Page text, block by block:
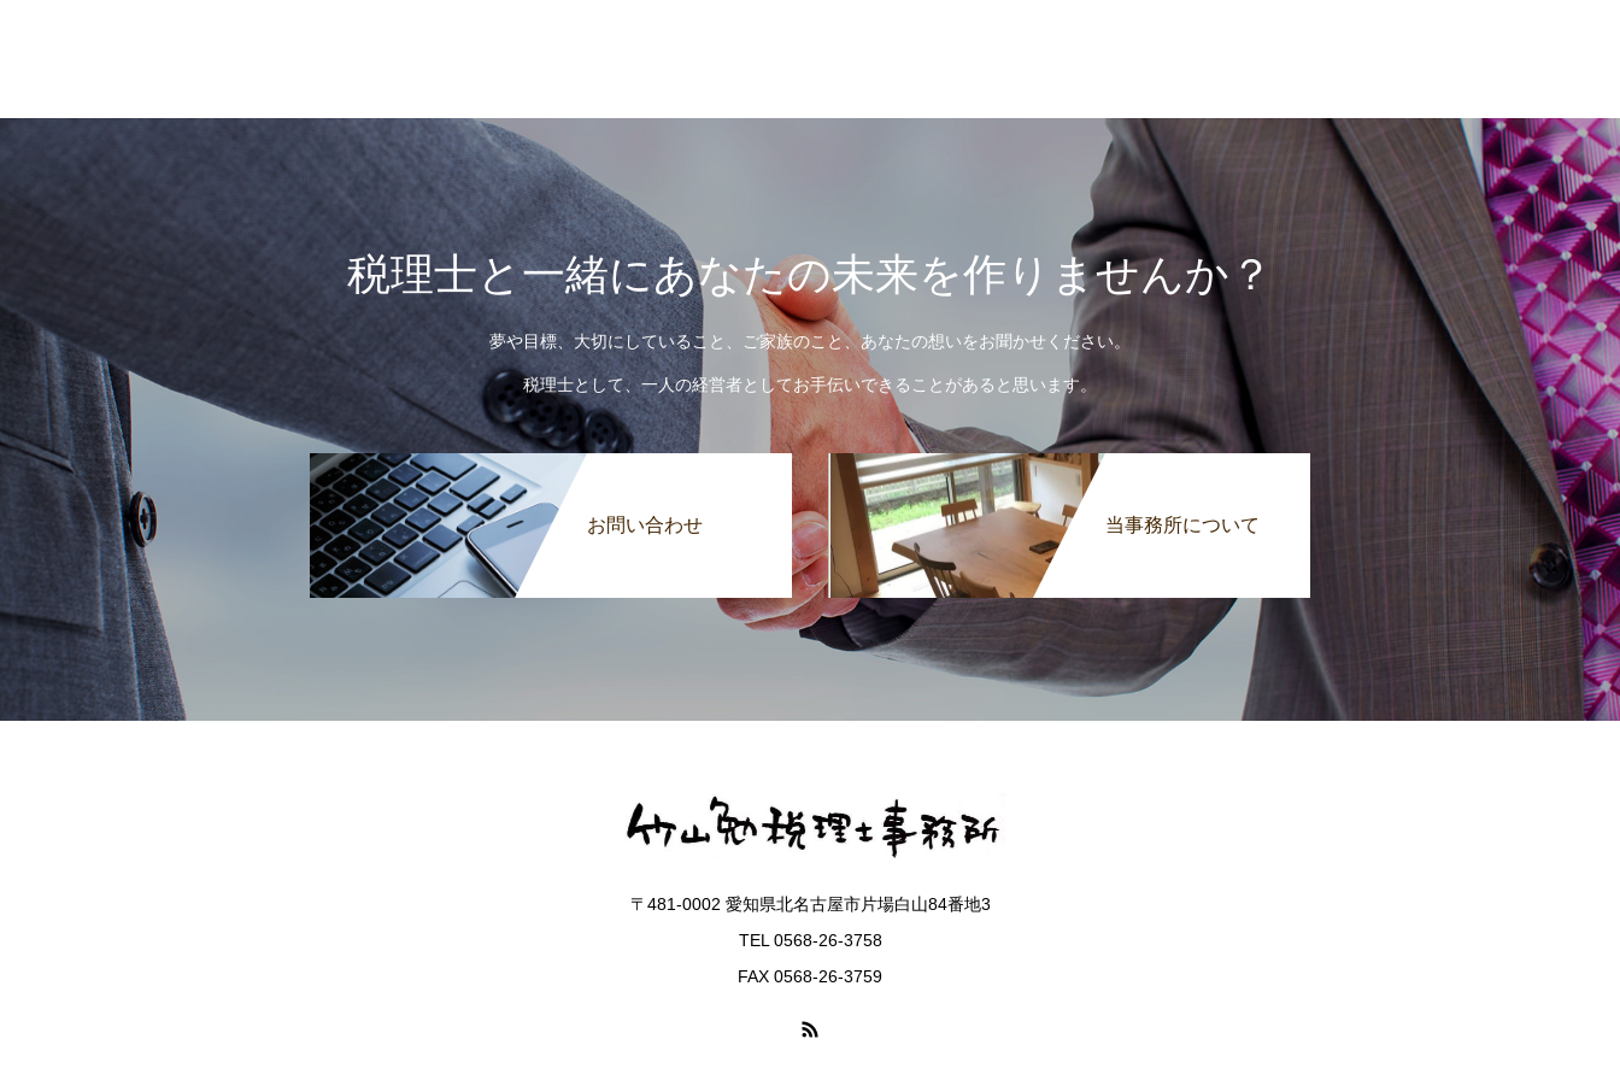
税理士と一緒にあなたの未来を作りませんか？
夢や目標、大切にしていること、ご家族のこと、あなたの想いをお聞かせください。
税理士として、一人の経営者としてお手伝いできることがあると思います。
お問い合わせ 当事務所について
〒481-0002 愛知県北名古屋市片場白山84番地3
TEL 0568-26-3758
FAX 0568-26-3759